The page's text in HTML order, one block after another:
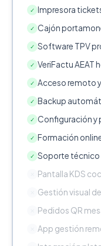
✓ Impresora
✓ Cajón
✓ Software TPV
✓ VeriFactu AEAT
✓ Acceso remoto
✓ Backup
✓ Configuración y
✓ Formación
✓ Soporte técnico
Pantalla KDS
Gestión visual
Pedidos QR
App gestión